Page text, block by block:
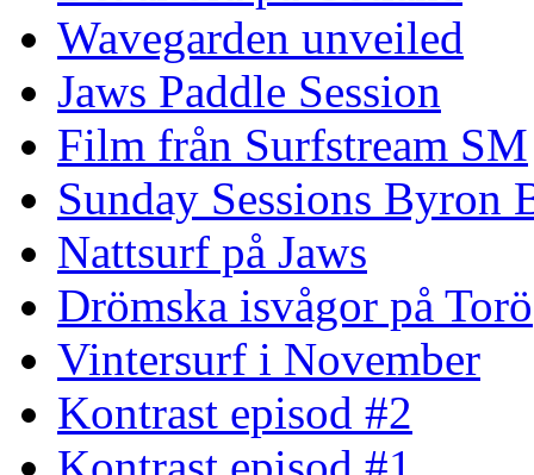
Wavegarden unveiled
Jaws Paddle Session
Film från Surfstream SM
Sunday Sessions Byron
Nattsurf på Jaws
Drömska isvågor på Torö
Vintersurf i November
Kontrast episod #2